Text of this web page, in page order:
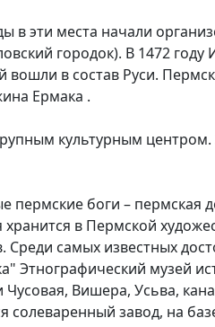
в эти места начали
городок). В 1472
вошли в состав Руси.
Ермака .
культурным
пермские боги – пермская
в Пермской
Среди самых известных
Этнографический музей
Вишера, Усьва,
солеваренный завод, на